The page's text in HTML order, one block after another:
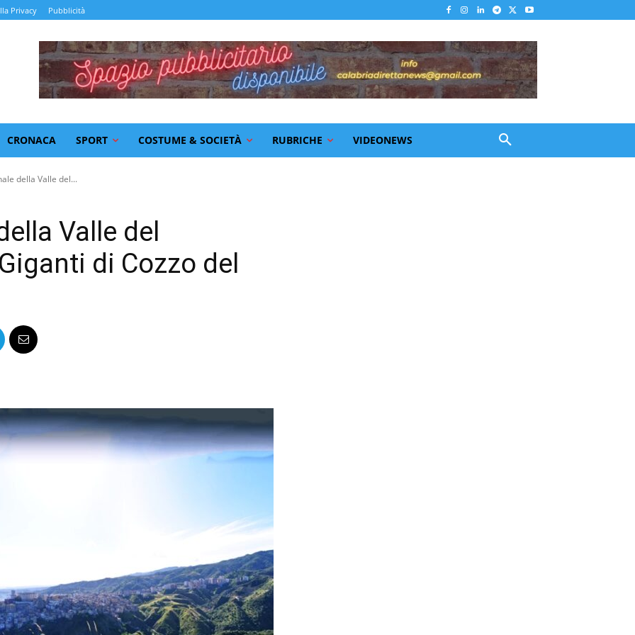
Privacy Pubblicità
CRONACA SPORT COSTUME & SOCIETÀ RUBRICHE VIDEONEWS
della Valle del...
Valle del
di Cozzo del